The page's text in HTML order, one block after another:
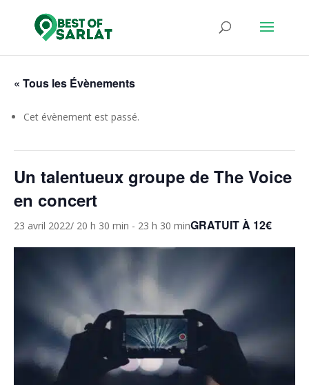
« Tous les Évènements
Cet évènement est passé.
Un talentueux groupe de The Voice
en concert
23 avril 2022/ 20 h 30 min - 23 h 30 minGRATUIT À 12€